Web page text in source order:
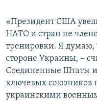
«Президент США
НАТО и стран не
тренировки. Я думаю,
стороне Украины, –
Соединенные Штаты
ключевых союзников
украинскими